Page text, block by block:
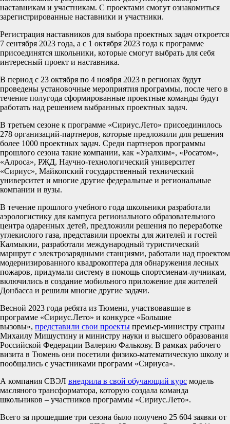
наставникам и участникам. С проектами смогут ознакомиться
зарегистрированные наставники и участники.
Регистрация наставников для выбора проектных задач откроется
7 сентября 2023 года, а с 1 октября 2023 года к программе
присоединятся школьники, которые смогут выбрать для себя
интересный проект и наставника.
В период с 23 октября по 4 ноября 2023 в регионах будут
проведены установочные мероприятия программы, после чего в
течение полугода сформированные проектные команды будут
работать над решением выбранных проектных задач.
В третьем сезоне к программе «Сириус.Лето» присоединилось
278 организаций-партнеров, которые предложили для решения
более 1000 проектных задач. Среди партнеров программы
прошлого сезона такие компании, как «Уралхим», «Росатом»,
«Алроса», РЖД, Научно-технологический университет
«Сириус», Майкопский государственный технический
университет и многие другие федеральные и региональные
компании и вузы.
В течение прошлого учебного года школьники разработали
аэрологистику для кампуса регионального образовательного
центра одаренных детей, предложили решения по переработке
углекислого газа, представили проекты для жителей и гостей
Калмыкии, разработали международный туристический
маршрут с электрозарядными станциями, работали над проектом
модернизированного квадрокоптера для обнаружения лесных
пожаров, придумали систему в помощь спортсменам-лучникам,
включились в создание мобильного приложение для жителей
Донбасса и решили многие другие задачи.
Весной 2023 года ребята из Тюмени, участвовавшие в
программе «Сириус.Лето» и конкурсе «Большие
вызовы», представили свои проекты премьер-министру страны
Михаилу Мишустину и министру науки и высшего образования
Российской Федерации Валерию Фалькову. В рамках рабочего
визита в Тюмень они посетили физико-математическую школу и
пообщались с участниками программ «Сириуса».
А компания СВЭЛ внедрила в свой обучающий курс модель
масляного трансформатора, которую создала команда
школьников – участников программы «Сириус.Лето».
Всего за прошедшие три сезона было получено 25 604 заявки от